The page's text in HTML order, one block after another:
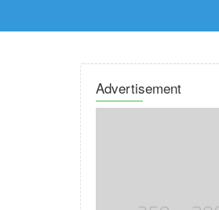
Advertisement